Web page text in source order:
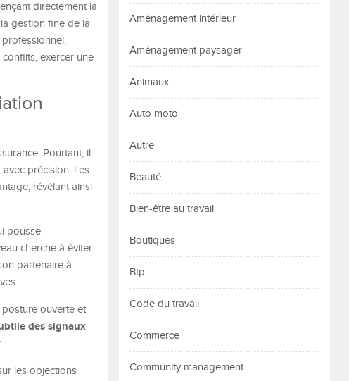
directement la
gestion fine de la
exercer une
Pourtant, il
précision. Les
révélant ainsi
pousse
cherche à éviter
partenaire à
posture ouverte et
des signaux
les objections
Aménagement intérieur
Aménagement paysager
Animaux
Auto moto
Autre
Beauté
Bien-être au travail
Boutiques
Btp
Code du travail
Commerce
Community management